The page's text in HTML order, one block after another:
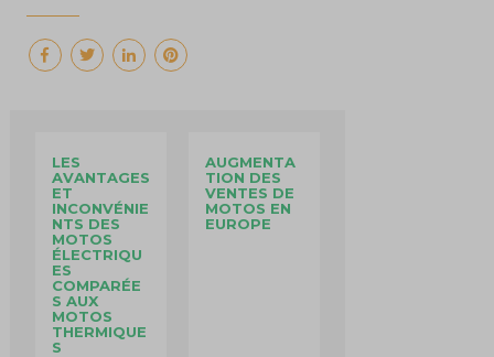
LES
AVANTAGES
ET
INCONVÉNIE
NTS DES
MOTOS
ÉLECTRIQU
ES
COMPARÉE
S AUX
MOTOS
THERMIQUE
S
AUGMENTA
TION DES
VENTES DE
MOTOS EN
EUROPE